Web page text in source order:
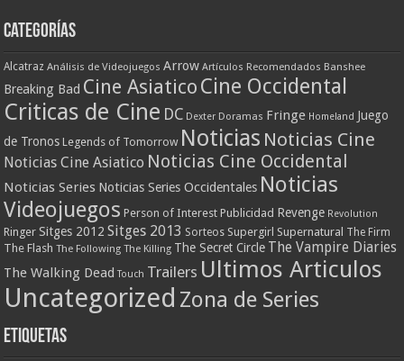
Categorías
Alcatraz Análisis de Videojuegos Arrow Artículos Recomendados Banshee
Breaking Bad Cine AsiaticoCine Occidental
Criticas de Cine DC Dexter Doramas Fringe Homeland Juego
de Tronos Legends of Tomorrow Noticias Noticias Cine
Noticias Cine Asiatico Noticias Cine Occidental
Noticias Series Noticias Series Occidentales Noticias
Videojuegos Person of Interest Publicidad Revenge Revolution
Ringer Sitges 2012 Sitges 2013 Sorteos Supergirl Supernatural The Firm
The Flash The Following The Killing The Secret Circle The Vampire Diaries
The Walking Dead Touch Trailers Ultimos Articulos
Uncategorized Zona de Series
Etiquetas